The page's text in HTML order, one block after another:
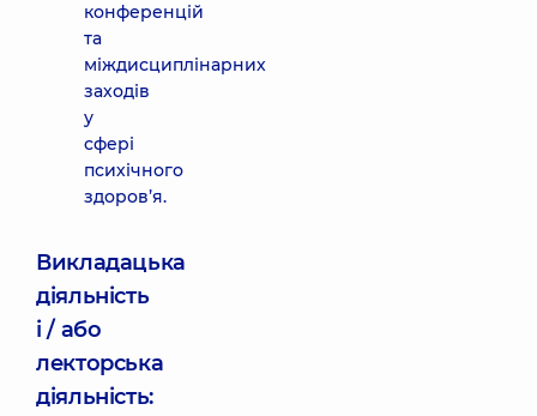
конференцій
та
міждисциплінарних
заходів
у
сфері
психічного
здоров’я.
Викладацька
діяльність
і / або
лекторська
діяльність: